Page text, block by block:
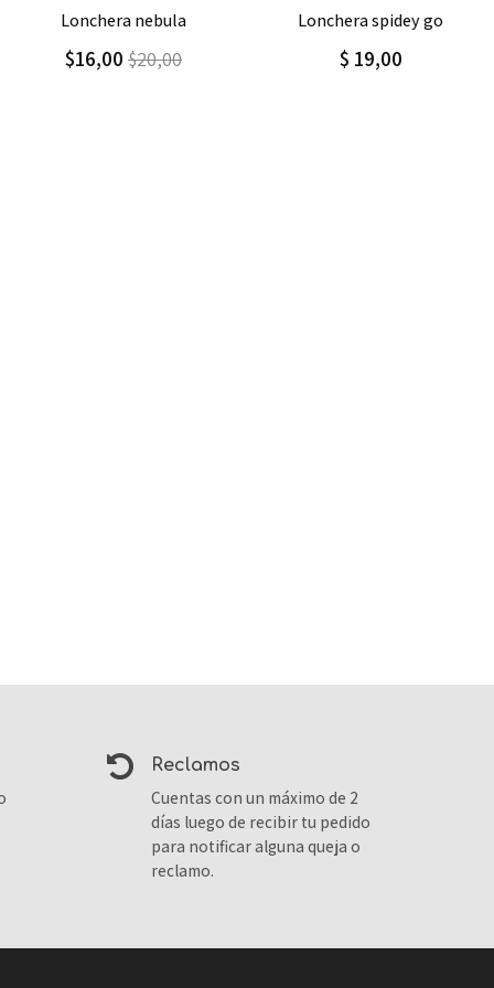
Agregar Detalle
lonchera spidey go
$ 19,00
Agregar Detalle
lonchera con correa y asa
$9,10$15,17
reclamos
Cuentas con un máximo de 2
días luego de recibir tu pedido
para notificar alguna queja o
reclamo.